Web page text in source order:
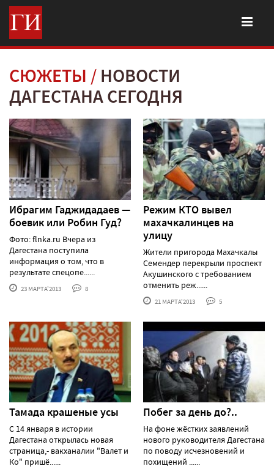
СЮЖЕТЫ
НОВОСТИ
ДАГЕСТАНА СЕГОДНЯ
Ибрагим Гаджидадаев —
боевик или Робин Гуд?
Фото: flnka.ru Вчера из
Дагестана поступила
информация о том, что в
результате спецопе......
23 МАРТА'2013 8
Режим КТО вывел
махачкалинцев на
улицу
Жители пригорода Махачкалы
Семендер перекрыли проспект
Акушинского с требованием
отменить реж......
21 МАРТА'2013 5
Тамада крашеные усы
С 14 января в истории
Дагестана открылась новая
страница,- вакханалии "Валет и
Ко" пришё......
Побег за день до?..
На фоне жёстких заявлений
нового руководителя Дагестана
по поводу исчезновений и
похищений ......